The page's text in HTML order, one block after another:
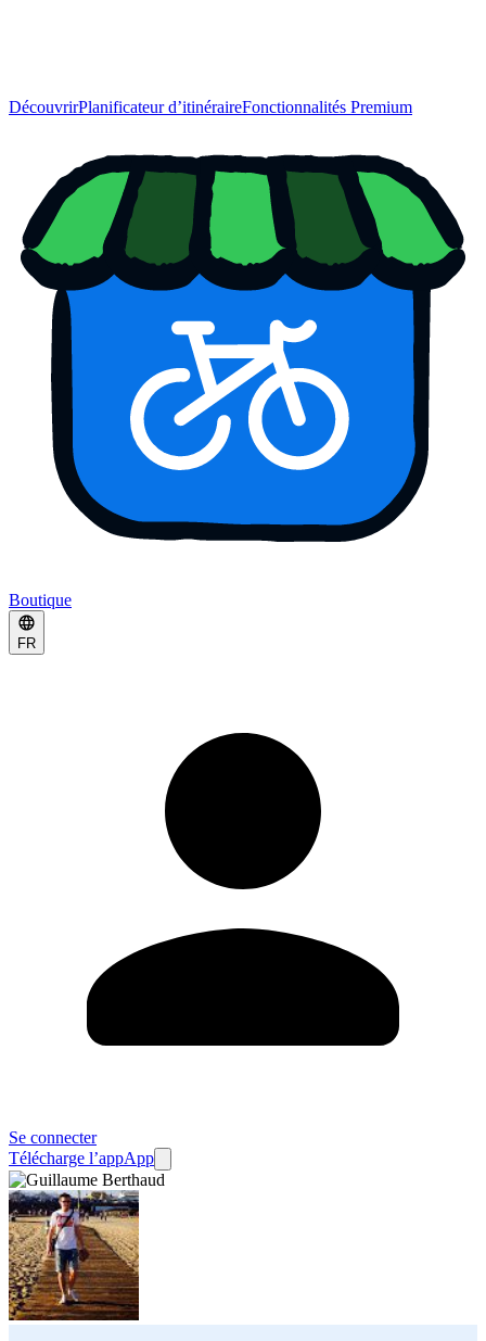
DécouvrirPlanificateur d’itinéraireFonctionnalités Premium
Boutique
FR
Se connecter
Télécharge l’appApp